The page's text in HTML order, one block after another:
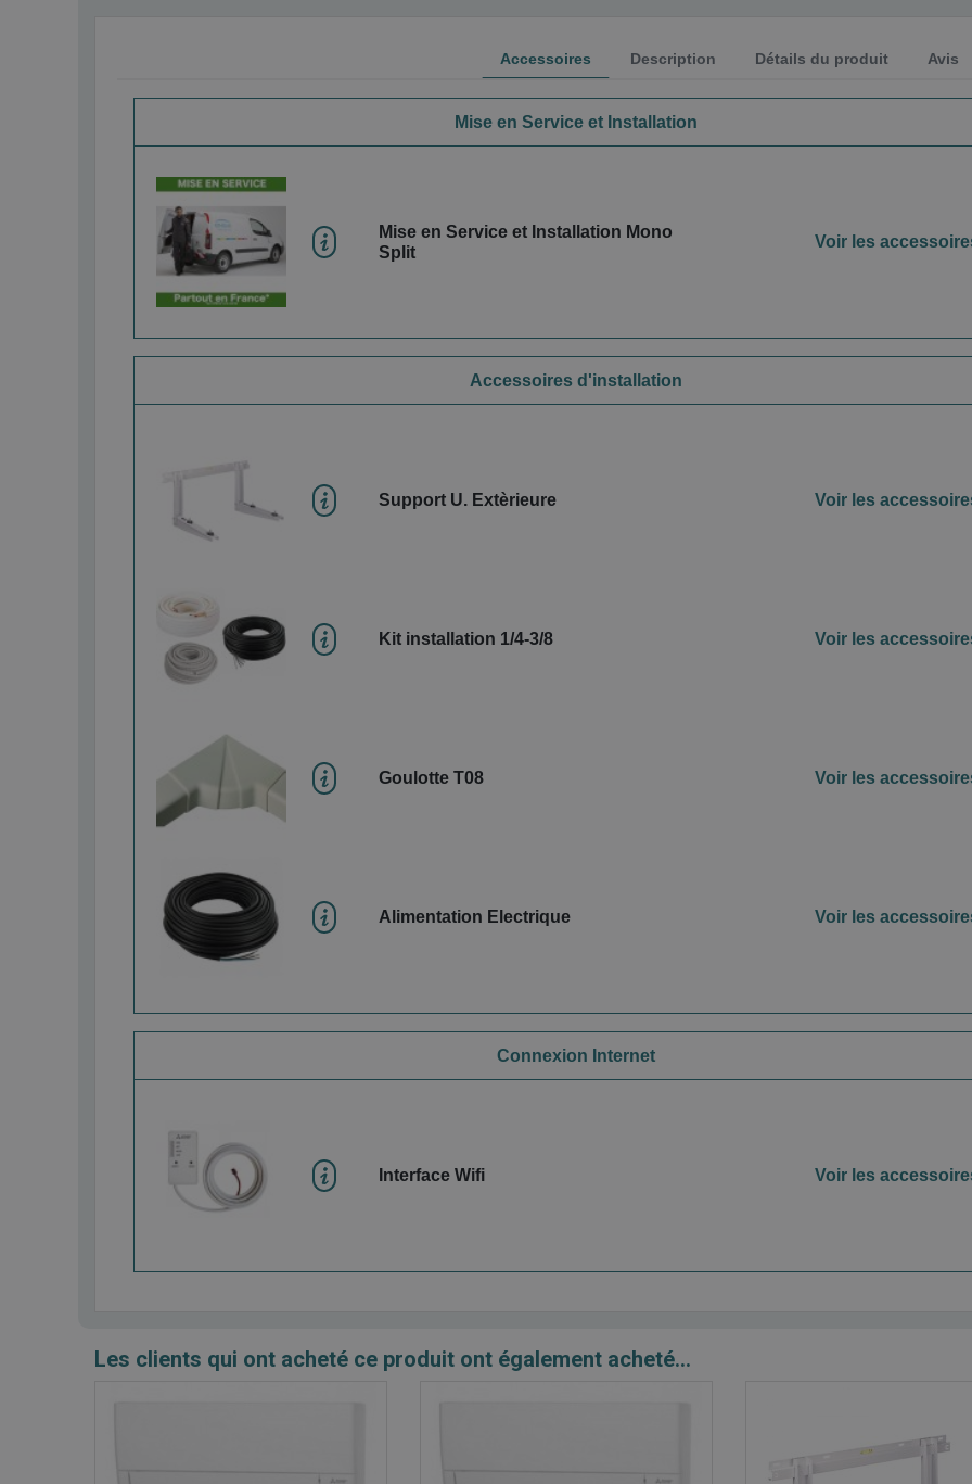
Accessoires Description Détails du produit Avis
Mise en Service et Installation
Mise en Service et Installation Mono
Split
Voir les
Accessoires d'installation
Support U. Extèrieure Voir les
Kit installation 1/4-3/8 Voir les
Goulotte T08 Voir les
Alimentation Electrique Voir les
Connexion Internet
Interface Wifi Voir les
Les clients qui ont acheté ce produit ont également acheté...